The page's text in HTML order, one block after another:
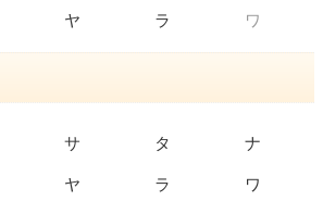
ヤ ラ ワ
サ タ ナ
ヤ ラ ワ